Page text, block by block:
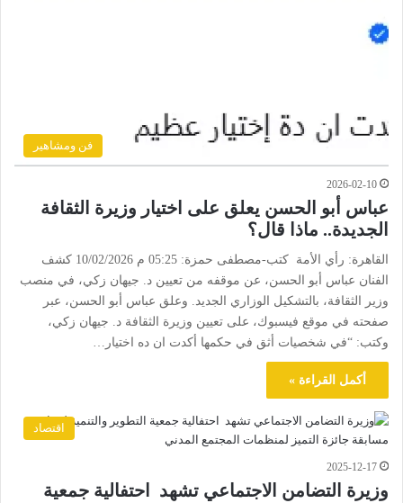
فن ومشاهير
2026-02-10
عباس أبو الحسن يعلق على اختيار وزيرة الثقافة
الجديدة.. ماذا قال؟
القاهرة: رأي الأمة كتب-مصطفى حمزة: 05:25 م 10/02/2026 كشف
الفنان عباس أبو الحسن، عن موقفه من تعيين د. جيهان زكي، في منصب
وزير الثقافة، بالتشكيل الوزاري الجديد. وعلق عباس أبو الحسن، عبر
صفحته في موقع فيسبوك، على تعيين وزيرة الثقافة د. جيهان زكي،
وكتب: “في شخصيات أثق في حكمها أكدت ان ده اختيار…
أكمل القراءة »
اقتصاد
2025-12-17
وزيرة التضامن الاجتماعي تشهد احتفالية جمعية